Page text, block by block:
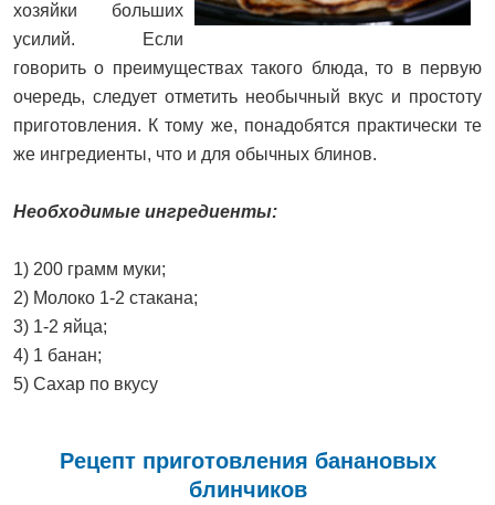
хозяйки больших
усилий. Если
говорить о преимуществах такого блюда, то в первую
очередь, следует отметить необычный вкус и простоту
приготовления. К тому же, понадобятся практически те
же ингредиенты, что и для обычных блинов.
Необходимые ингредиенты:
1) 200 грамм муки;
2) Молоко 1-2 стакана;
3) 1-2 яйца;
4) 1 банан;
5) Сахар по вкусу
Рецепт приготовления банановых
блинчиков